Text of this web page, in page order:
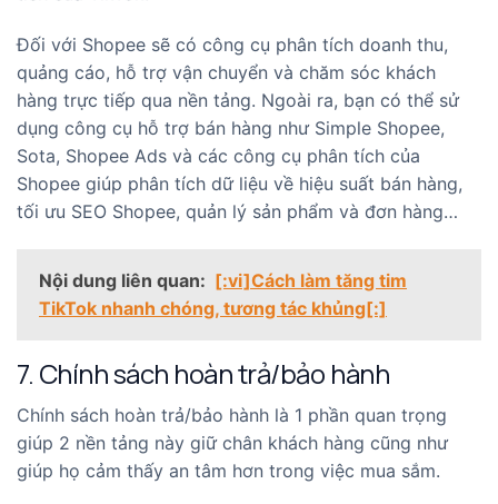
Đối với Shopee sẽ có công cụ phân tích doanh thu,
quảng cáo, hỗ trợ vận chuyển và chăm sóc khách
hàng trực tiếp qua nền tảng. Ngoài ra, bạn có thể sử
dụng công cụ hỗ trợ bán hàng như Simple Shopee,
Sota, Shopee Ads và các công cụ phân tích của
Shopee giúp phân tích dữ liệu về hiệu suất bán hàng,
tối ưu SEO Shopee, quản lý sản phẩm và đơn hàng…
Nội dung liên quan: [:vi]Cách làm tăng tim
TikTok nhanh chóng, tương tác khủng[:]
7. Chính sách hoàn trả/bảo hành
Chính sách hoàn trả/bảo hành là 1 phần quan trọng
giúp 2 nền tảng này giữ chân khách hàng cũng như
giúp họ cảm thấy an tâm hơn trong việc mua sắm.